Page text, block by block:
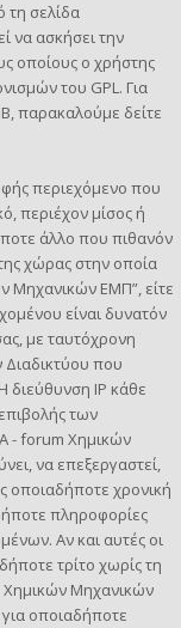
τη σελίδα
να ασκήσει την
οποίους ο χρήστης
του GPL. Για
παρακαλούμε δείτε
περιεχόμενο που
περιέχον μίσος ή
άλλο που πιθανόν
χώρας στην οποία
Μηχανικών ΕΜΠ”, είτε
είναι δυνατόν
με ταυτόχρονη
που
διεύθυνση IP κάθε
των
- forum Χημικών
να επεξεργαστεί,
οποιαδήποτε χρονική
πληροφορίες
Αν και αυτές οι
τρίτο χωρίς τη
Χημικών Μηχανικών
οποιαδήποτε